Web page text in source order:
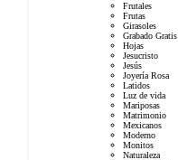
Frutales
Frutas
Girasoles
Grabado Gratis
Hojas
Jesucristo
Jesús
Joyería Rosa
Latidos
Luz de vida
Mariposas
Matrimonio
Mexicanos
Moderno
Monitos
Naturaleza